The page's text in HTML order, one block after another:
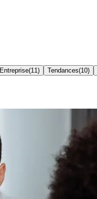
Entreprise(11 ) Tendances(10)